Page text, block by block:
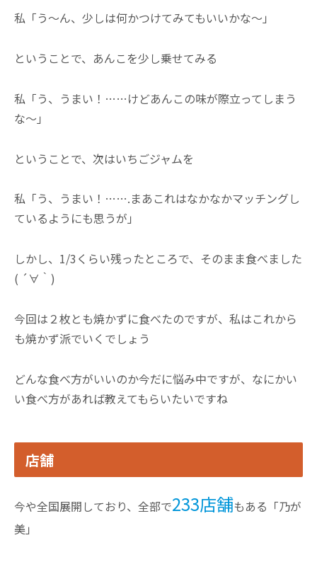
私「う〜ん、少しは何かつけてみてもいいかな〜」
ということで、あんこを少し乗せてみる
私「う、うまい！……けどあんこの味が際立ってしまう
な〜」
ということで、次はいちごジャムを
私「う、うまい！…….まあこれはなかなかマッチングし
ているようにも思うが」
しかし、1/3くらい残ったところで、そのまま食べました
( ´∀｀)
今回は２枚とも焼かずに食べたのですが、私はこれから
も焼かず派でいくでしょう
どんな食べ方がいいのか今だに悩み中ですが、なにかい
い食べ方があれば教えてもらいたいですね
店舗
今や全国展開しており、全部で233店舗もある「乃が
美」